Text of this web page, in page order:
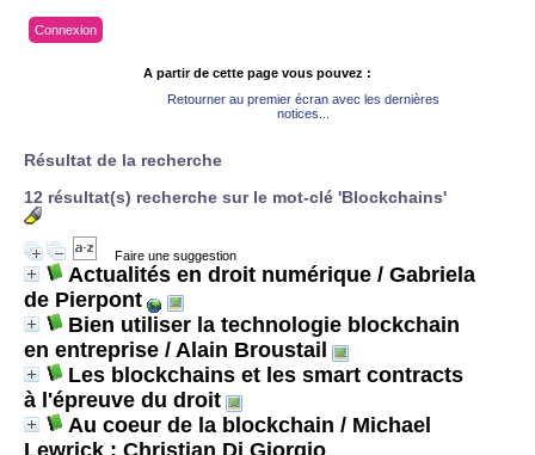
Connexion
A partir de cette page vous pouvez :
Retourner au premier écran avec les dernières
notices...
Résultat de la recherche
12 résultat(s) recherche sur le mot-clé 'Blockchains'
Faire une suggestion
Actualités en droit numérique / Gabriela
de Pierpont
Bien utiliser la technologie blockchain
en entreprise / Alain Broustail
Les blockchains et les smart contracts
à l'épreuve du droit
Au coeur de la blockchain / Michael
Lewrick ; Christian Di Giorgio